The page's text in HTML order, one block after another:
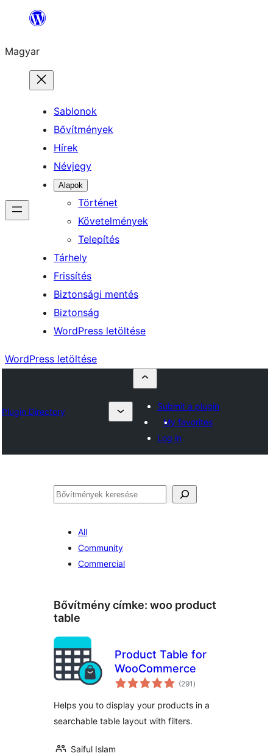
Ugrás
tartalomhoz
Magyar
Sablonok
Bővítmények
Hírek
Névjegy
Alapok
Történet
Követelmények
Telepítés
Tárhely
Frissítés
Biztonsági mentés
Biztonság
WordPress letöltése
WordPress letöltése
Plugin Directory
Submit a plugin
My favorites
Log in
Keresés
All
Community
Commercial
Bővítmény címke: woo product
table
Product Table for
WooCommerce
(291 értékelés
összesen
)
Helps you to display your products in a
searchable table layout with filters.
Saiful Islam